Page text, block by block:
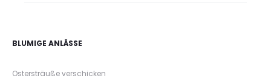
BLUMIGE ANLÄSSE
Ostersträuße verschicken